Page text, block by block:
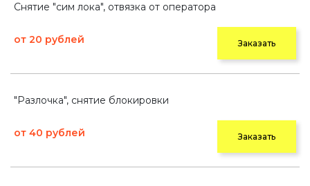
Снятие "сим лока", отвязка от оператора
от 20 рублей Заказать
"Разлочка", снятие блокировки
от 40 рублей Заказать